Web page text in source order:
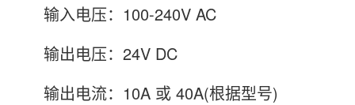
输入电压：100-240V AC
输出电压：24V DC
输出电流：10A 或 40A(根据型号)